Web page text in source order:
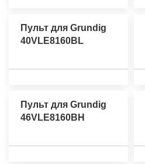
Пульт для Grundig
40VLE8160BL
Пульт для Grundig
46VLE8160BH